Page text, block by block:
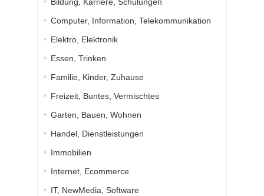
Bildung, Karriere, Schulungen
Computer, Information, Telekommunikation
Elektro, Elektronik
Essen, Trinken
Familie, Kinder, Zuhause
Freizeit, Buntes, Vermischtes
Garten, Bauen, Wohnen
Handel, Dienstleistungen
Immobilien
Internet, Ecommerce
IT, NewMedia, Software